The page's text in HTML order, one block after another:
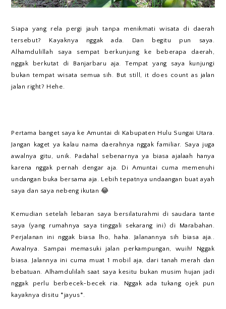
Siapa yang rela pergi jauh tanpa menikmati wisata di daerah
tersebut? Kayaknya nggak ada. Dan begitu pun saya.
Alhamdulillah saya sempat berkunjung ke beberapa daerah,
nggak berkutat di Banjarbaru aja. Tempat yang saya kunjungi
bukan tempat wisata semua sih. But still, it does count as jalan
jalan right? Hehe.
Pertama banget saya ke Amuntai di Kabupaten Hulu Sungai Utara.
Jangan kaget ya kalau nama daerahnya nggak familiar. Saya juga
awalnya gitu, unik. Padahal sebenarnya ya biasa ajalaah hanya
karena nggak pernah dengar aja. Di Amuntai cuma memenuhi
undangan buka bersama aja. Lebih tepatnya undaangan buat ayah
saya dan saya nebeng ikutan 😂
Kemudian setelah lebaran saya bersilaturahmi di saudara tante
saya (yang rumahnya saya tinggali sekarang ini) di Marabahan.
Perjalanan ini nggak biasa lho, haha. Jalanannya sih biasa aja..
Awalnya. Sampai memasuki jalan perkampungan, wuih! Nggak
biasa. Jalannya ini cuma muat 1 mobil aja, dari tanah merah dan
bebatuan. Alhamdulilah saat saya kesitu bukan musim hujan jadi
nggak perlu berbecek-becek ria. Nggak ada tukang ojek pun
kayaknya disitu *jayus*.